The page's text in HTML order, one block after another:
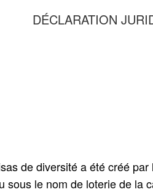
DÉCLARATION
de diversité a été créé
sous le nom de loterie de la